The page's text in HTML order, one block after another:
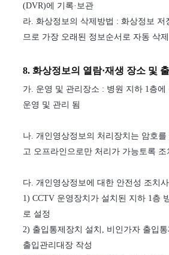
(DVR)에 기록·보관
라. 화상정보의 삭제방법 : 화상정보 저
므로 가장 오래된 정보순서로 자동 삭제
8. 화상정보의 열람·재생 장소 및
가. 운영 및 관리장소 : 병원 지하 1층에
운영 및 관리 됨
나. 개인영상정보의 처리장치는 암호
고 오프라인으로만 처리가 가능토록 조
다. 개인영상정보에 대한 안전성 조치
1) CCTV 운영장치가 설치된 지하 1층
로 설정
2) 출입통제장치 설치, 비인가자 출입통
출입관리대장 작성